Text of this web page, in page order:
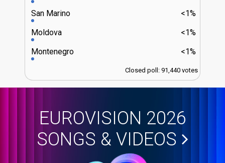
<1%
San Marino
<1%
Moldova
<1%
Montenegro
Closed poll: 91,440 votes
EUROVISION 2026
SONGS & VIDEOS